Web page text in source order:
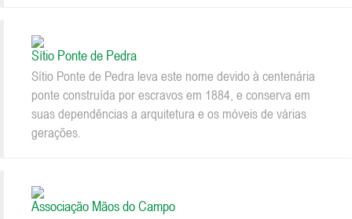
Sítio Ponte de Pedra
Sítio Ponte de Pedra leva este nome devido à centenária
ponte construída por escravos em 1884, e conserva em
suas dependências a arquitetura e os móveis de várias
gerações.
Associação Mãos do Campo